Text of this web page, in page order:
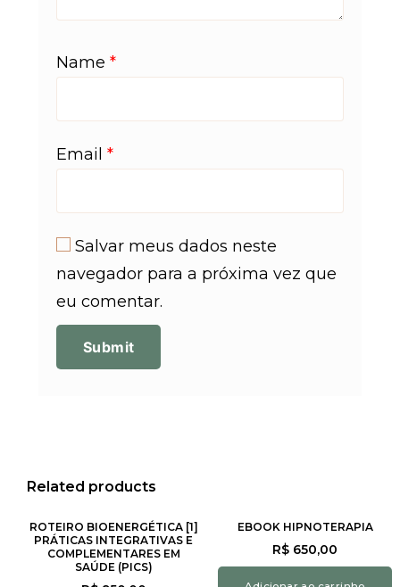
Name *
Email *
Salvar meus dados neste
navegador para a próxima vez que
eu comentar.
Related products
ROTEIRO BIOENERGÉTICA [1]
PRÁTICAS INTEGRATIVAS E
COMPLEMENTARES EM
SAÚDE (PICS)
EBOOK HIPNOTERAPIA
R$ 650,00